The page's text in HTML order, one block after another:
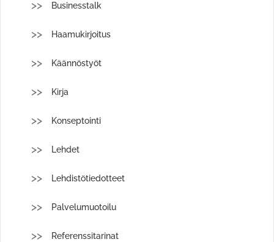
Businesstalk
Haamukirjoitus
Käännöstyöt
Kirja
Konseptointi
Lehdet
Lehdistötiedotteet
Palvelumuotoilu
Referenssitarinat